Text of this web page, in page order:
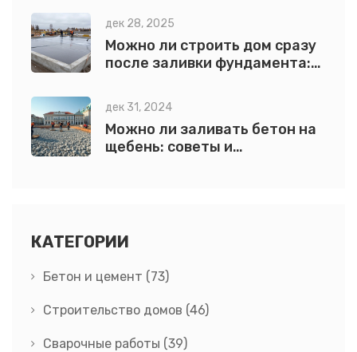
дек 28, 2025
Можно ли строить дом сразу
после заливки фундамента:
дек 31, 2024
Можно ли заливать бетон на
щебень: советы и
КАТЕГОРИИ
Бетон и цемент (73)
Строительство домов (46)
Сварочные работы (39)